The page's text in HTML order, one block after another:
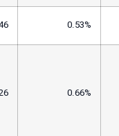
0.53%
0.66%